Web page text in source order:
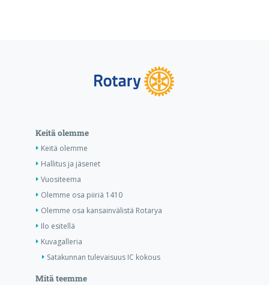
Keitä olemme
Keitä olemme
Hallitus ja jäsenet
Vuositeema
Olemme osa piiriä 1410
Olemme osa kansainvälistä Rotarya
Ilo esitellä
Kuvagalleria
Satakunnan tulevaisuus IC kokous
Mitä teemme